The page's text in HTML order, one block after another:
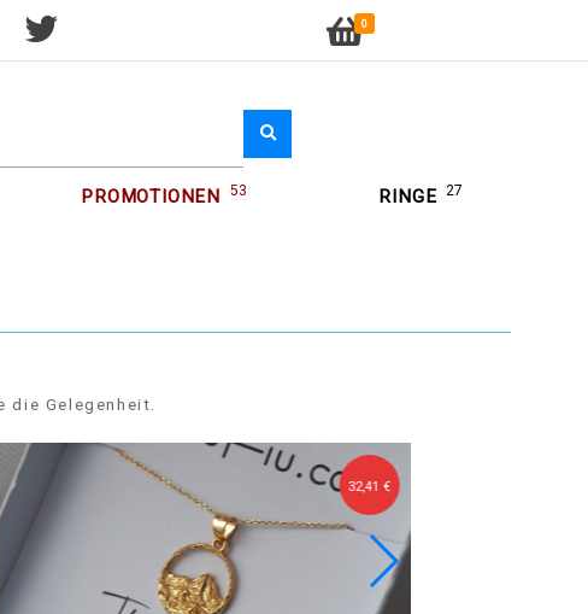
0
PROMOTIONEN 53 RINGE 27
die Gelegenheit.
32,41 €